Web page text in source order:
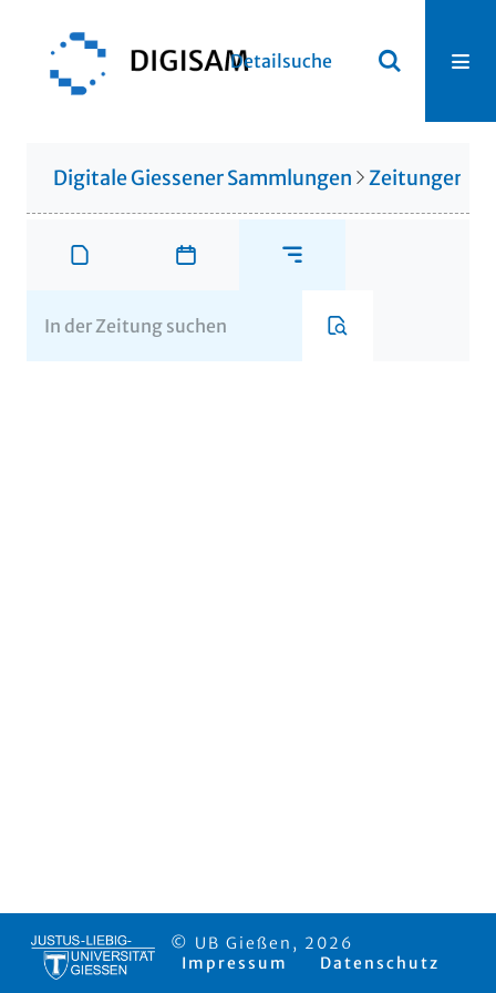
Detailsuche
Digitale Giessener Sammlungen Zeitungen
© UB Gießen, 2026
Impressum
Datenschutz